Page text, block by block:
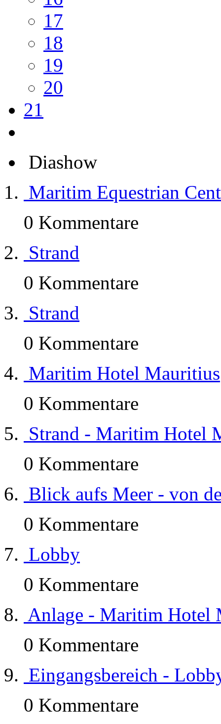
17
18
19
20
21
Diashow
Maritim Equestrian
0 Kommentare
Strand
0 Kommentare
Strand
0 Kommentare
Maritim Hotel Mauritius
0 Kommentare
Strand - Maritim Hotel
0 Kommentare
Blick aufs Meer - von
0 Kommentare
Lobby
0 Kommentare
Anlage - Maritim Hotel
0 Kommentare
Eingangsbereich -
0 Kommentare